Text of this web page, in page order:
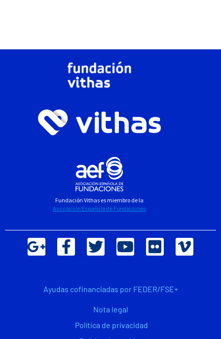
Fundación Vithas es miembro de la
Asociación Española de Fundaciones
Ayudas cofinanciadas por FEDER/FSE+
Nota legal
Política de privacidad